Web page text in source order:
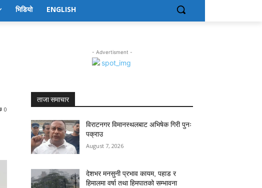
भिडियो ENGLISH
0
- Advertisment -
ताजा समाचार
विराटनगर विमानस्थलबाट अभिषेक गिरी पुनः
पक्राउ
August 7, 2026
देशभर मनसुनी प्रभाव कायम, पहाड र
हिमालमा वर्षा तथा हिमपातको सम्भावना